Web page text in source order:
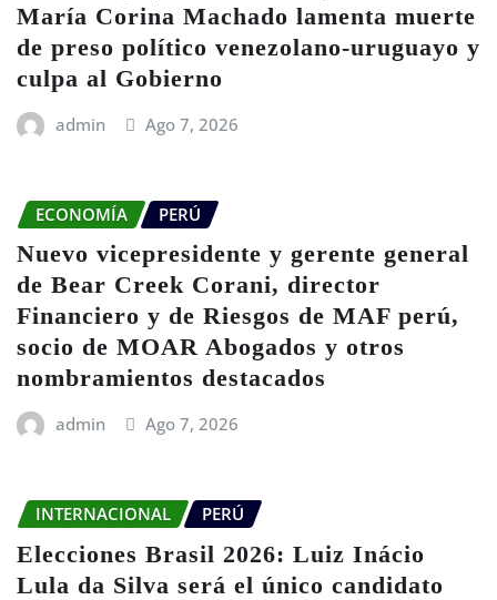
María Corina Machado lamenta muerte
de preso político venezolano-uruguayo y
culpa al Gobierno
admin Ago 7, 2026
ECONOMÍA PERÚ
Nuevo vicepresidente y gerente general
de Bear Creek Corani, director
Financiero y de Riesgos de MAF perú,
socio de MOAR Abogados y otros
nombramientos destacados
admin Ago 7, 2026
INTERNACIONAL PERÚ
Elecciones Brasil 2026: Luiz Inácio
Lula da Silva será el único candidato